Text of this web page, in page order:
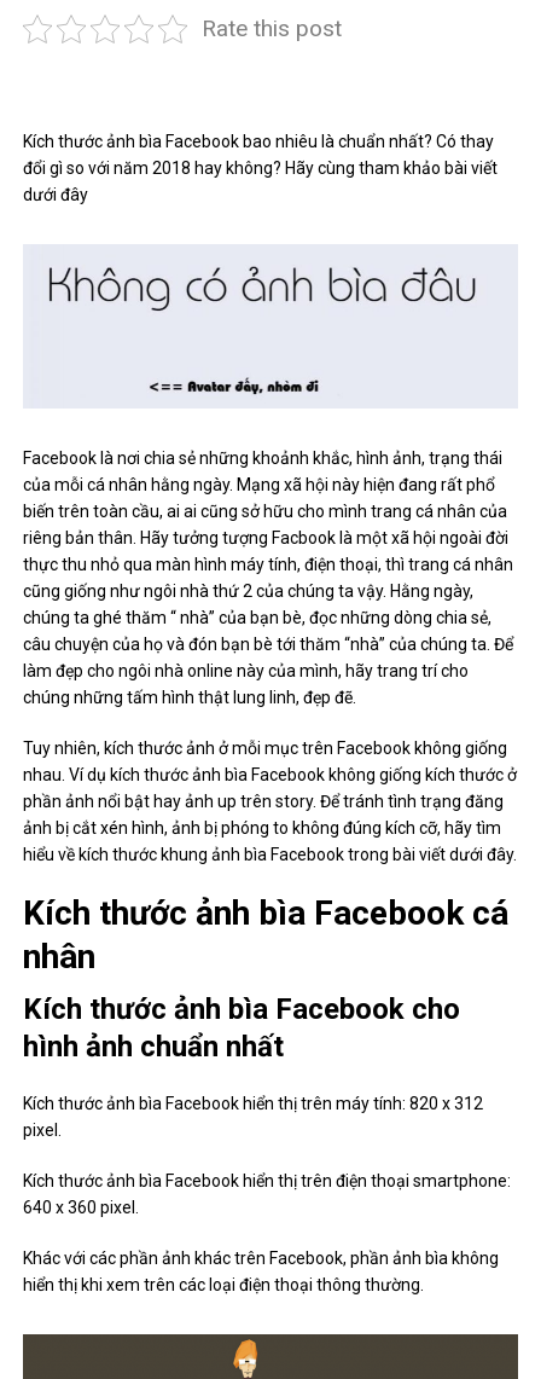
Rate this post
Kích thước ảnh bìa Facebook bao nhiêu là chuẩn nhất? Có thay
đổi gì so với năm 2018 hay không? Hãy cùng tham khảo bài viết
dưới đây
Facebook là nơi chia sẻ những khoảnh khắc, hình ảnh, trạng thái
của mỗi cá nhân hằng ngày. Mạng xã hội này hiện đang rất phổ
biến trên toàn cầu, ai ai cũng sở hữu cho mình trang cá nhân của
riêng bản thân. Hãy tưởng tượng Facbook là một xã hội ngoài đời
thực thu nhỏ qua màn hình máy tính, điện thoại, thì trang cá nhân
cũng giống như ngôi nhà thứ 2 của chúng ta vậy. Hằng ngày,
chúng ta ghé thăm “ nhà” của bạn bè, đọc những dòng chia sẻ,
câu chuyện của họ và đón bạn bè tới thăm “nhà” của chúng ta. Để
làm đẹp cho ngôi nhà online này của mình, hãy trang trí cho
chúng những tấm hình thật lung linh, đẹp đẽ.
Tuy nhiên, kích thước ảnh ở mỗi mục trên Facebook không giống
nhau. Ví dụ kích thước ảnh bìa Facebook không giống kích thước ở
phần ảnh nổi bật hay ảnh up trên story. Để tránh tình trạng đăng
ảnh bị cắt xén hình, ảnh bị phóng to không đúng kích cỡ, hãy tìm
hiểu về kích thước khung ảnh bìa Facebook trong bài viết dưới đây.
Kích thước ảnh bìa Facebook cá
nhân
Kích thước ảnh bìa Facebook cho
hình ảnh chuẩn nhất
Kích thước ảnh bìa Facebook hiển thị trên máy tính: 820 x 312
pixel.
Kích thước ảnh bìa Facebook hiển thị trên điện thoại smartphone:
640 x 360 pixel.
Khác với các phần ảnh khác trên Facebook, phần ảnh bìa không
hiển thị khi xem trên các loại điện thoại thông thường.